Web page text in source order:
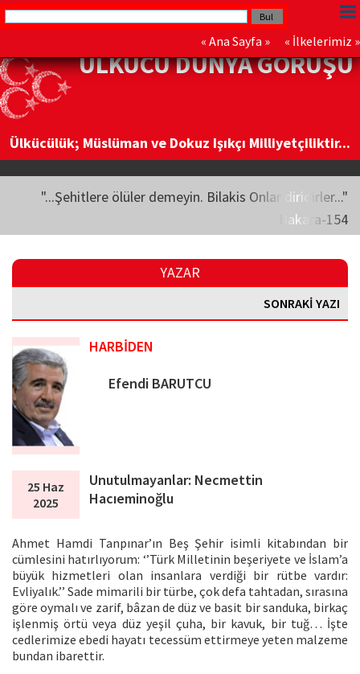
« Ana Sayfa » « İlkelerimiz »
ÜLKÜCÜ DÜNYA GÖRÜŞÜ
Ülkücülük; Müslüman ve Dokuz Işıkçı Milliyetçiliktir...
"...Şehitlere ölüler demeyin. Bilakis Onlar diridirler..."
Bakara-154
YAZAR
SONRAKİ YAZI
HARBİDEN
Efendi BARUTCU
25 Haz
2025
Unutulmayanlar: Necmettin
Hacıeminoğlu
Ahmet Hamdi Tanpınar’ın Beş Şehir isimli kitabından bir
cümlesini hatırlıyorum: ‘’Türk Milletinin beşeriyete ve İslam’a
büyük hizmetleri olan insanlara verdiği bir rütbe vardır:
Evliyalık.’’ Sade mimarili bir türbe, çok defa tahtadan, sırasına
göre oymalı ve zarif, bâzan de düz ve basit bir sanduka, birkaç
işlenmiş örtü veya düz yeşil çuha, bir kavuk, bir tuğ… İşte
cedlerimize ebedi hayatı tecessüm ettirmeye yeten malzeme
bundan ibarettir.